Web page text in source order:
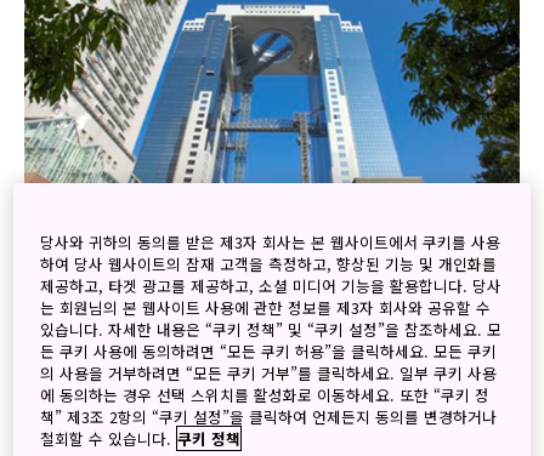
사진: 우메다 스카이 빌딩, 오사카
©JNTO
Willows Hotel이 여러 관광지가 밀집해 있고 교통도 편리한
요충지에 새롭게 오픈하였습니다.
당사와 귀하의 동의를 받은 제3자 회사는 본 웹사이트에서 쿠키를 사용
하여 당사 웹사이트의 잠재 고객을 측정하고, 향상된 기능 및 개인화를
제공하고, 타겟 광고를 제공하고, 소셜 미디어 기능을 활용합니다. 당사
는 회원님의 본 웹사이트 사용에 관한 정보를 제3자 회사와 공유할 수
있습니다. 자세한 내용은 “쿠키 정책” 및 “쿠키 설정”을 참조하세요. 모
든 쿠키 사용에 동의하려면 “모든 쿠키 허용”을 클릭하세요. 모든 쿠키
의 사용을 거부하려면 “모든 쿠키 거부”를 클릭하세요. 일부 쿠키 사용
에 동의하는 경우 선택 스위치를 활성화로 이동하세요. 또한 “쿠키 정
책” 제3조 2항의 “쿠키 설정”을 클릭하여 언제든지 동의를 변경하거나
철회할 수 있습니다. 쿠키 정책